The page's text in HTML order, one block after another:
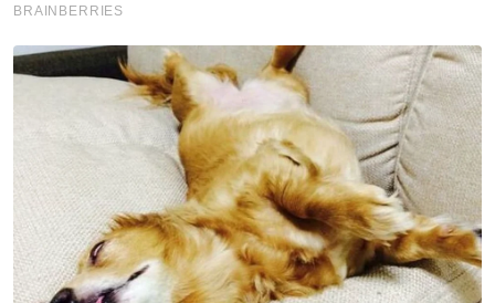
penubuhan pusat latihan literasi digital dan
inkubator keusahawanan sosial bagi
bersama-sama menangani isu sosial seperti
jurang pendidikan, kemampanan alam
sekitar, dan penjagaan kesihatan di kawasan
luar bandar.
Cadangan lain termasuk mengintegrasikan
kesihatan mental di tempat kerja melalui